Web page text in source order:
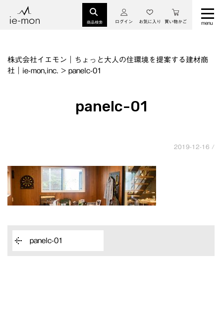
商品検索 ログイン お気に入り 買い物かご
株式会社イエモン｜ちょっと大人の住環境を提案する建材商
社｜ie-mon,inc. > panelc-01
panelc-01
2019-12-16 /
panelc-01